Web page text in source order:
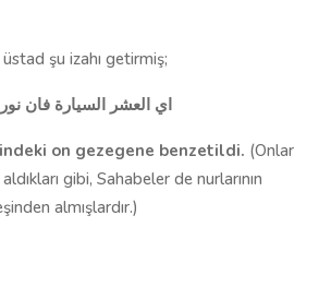
şu izahı getirmiş;
on gezegene benzetildi. (Onlar
gibi, Sahabeler de nurlarının
almışlardır.)